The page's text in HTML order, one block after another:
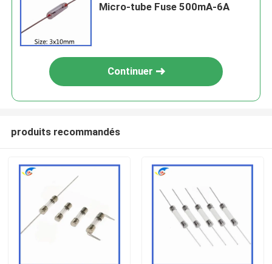
Micro-tube Fuse 500mA-6A
Continuer
produits recommandés